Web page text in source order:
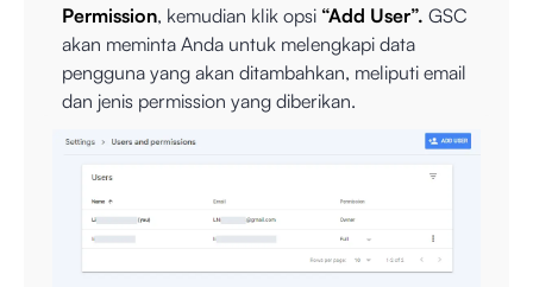
Permission, kemudian klik opsi “Add User”. GSC
akan meminta Anda untuk melengkapi data
pengguna yang akan ditambahkan, meliputi email
dan jenis permission yang diberikan.